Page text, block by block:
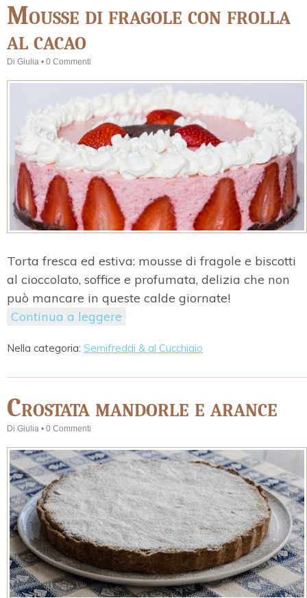
Mousse di fragole con frolla
al cacao
Di Giulia • 0 Commenti
Torta fresca ed estiva: mousse di fragole e biscotti
al cioccolato, soffice e profumata, delizia che non
può mancare in queste calde giornate!
Continua a leggere
Nella categoria: Semifreddi & al Cucchiaio
Crostata mandorle e arance
Di Giulia • 0 Commenti